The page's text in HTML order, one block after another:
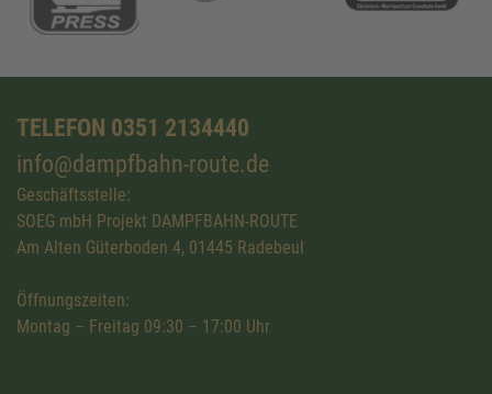
TELEFON 0351 2134440
info@dampfbahn-route.de
Geschäftsstelle:
SOEG mbH Projekt DAMPFBAHN-ROUTE
Am Alten Güterboden 4, 01445 Radebeul
Öffnungszeiten:
Montag – Freitag 09:30 – 17:00 Uhr